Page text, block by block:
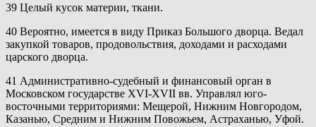
39 Целый кусок материи, ткани.
40 Вероятно, имеется в виду Приказ Большого дворца. Ведал
закупкой товаров, продовольствия, доходами и расходами
царского дворца.
41 Административно-судебный и финансовый орган в
Московском государстве XVI-XVII вв. Управлял юго-
восточными территориями: Мещерой, Нижним Новгородом,
Казанью, Средним и Нижним Повожьем, Астраханью, Уфой.